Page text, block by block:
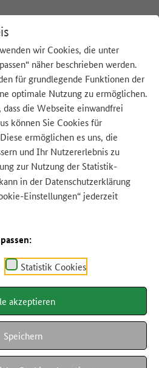
wir Cookies, die unter
näher beschrieben werden.
für grundlegende Funktionen der
optimale Nutzung zu ermöglichen.
die Webseite einwandfrei
können Sie Cookies für
ermöglichen es uns, die
und Ihr Nutzererlebnis zu
zur Nutzung der Statistik-
in der Datenschutzerklärung
Einstellungen“ jederzeit
Statistik Cookies
akzeptieren
Speichern
Neues rund um die Initiative Zu gut
im Rahmen der Nationalen
anstehen. Der
.
E-Mail-Adresse ein, um